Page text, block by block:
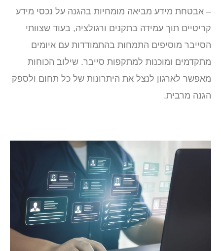
– אבטחת מידע מביאה מומחיות בהגנה על נכסי מידע
קריטיים תוך עמידה בתקנים ורגולציה, בעוד שצוותי
הסייבר מוסיפים התמחות בהתמודדות עם איומים
מתקדמים ומוכנות למתקפות סייבר. שילוב הכוחות
מאפשר לארגון לנצל את היתרונות של כל תחום ולספק
הגנה מרבית.